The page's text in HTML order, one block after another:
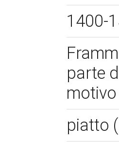
1400-
parte
piatto